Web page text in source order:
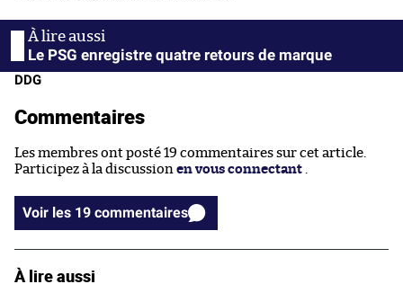
Le PSG enregistre quatre retours de marque
DDG
Commentaires
Les membres ont posté 19 commentaires sur cet article.
Participez à la discussion en vous connectant
Voir les 19 commentaires
À lire aussi